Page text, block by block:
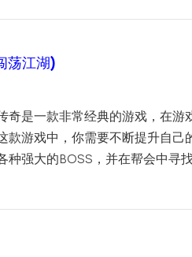
荡江湖)
奇是一款非常经典的游戏，在游
款游戏中，你需要不断提升自己
种强大的BOSS，并在帮会中寻